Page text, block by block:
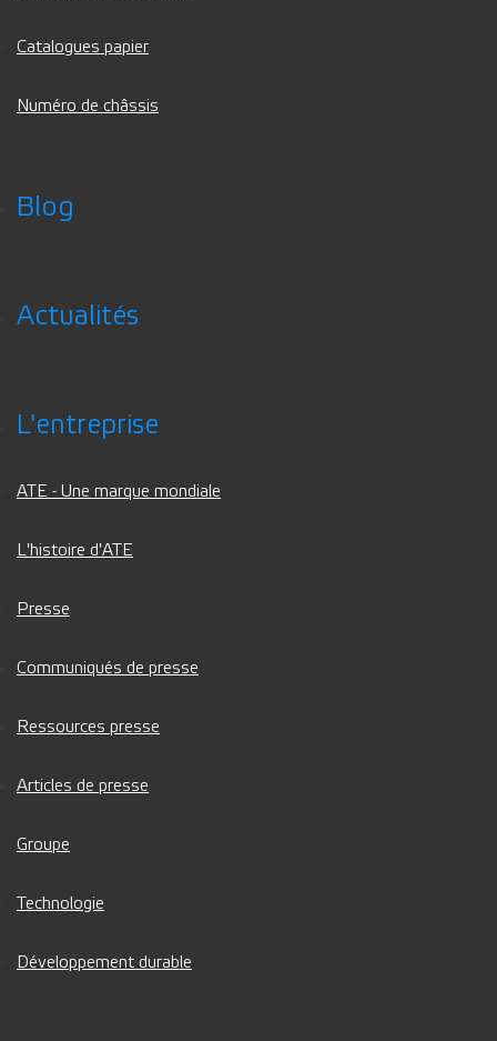
Catalogues papier
Numéro de châssis
Blog
Actualités
L'entreprise
ATE - Une marque mondiale
L'histoire d'ATE
Presse
Communiqués de presse
Ressources presse
Articles de presse
Groupe
Technologie
Développement durable